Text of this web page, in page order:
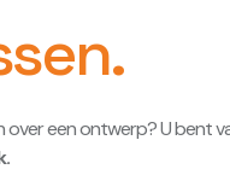
een ontwerp? U bent